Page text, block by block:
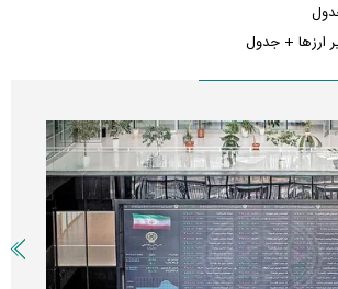
ایران
در راه است
بالستیک قرار گرفت
استعفای پزشکیان
ارز‌ها + جدول